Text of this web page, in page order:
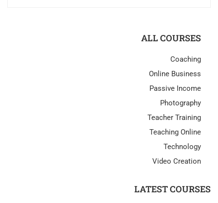
ALL COURSES
Coaching
Online Business
Passive Income
Photography
Teacher Training
Teaching Online
Technology
Video Creation
LATEST COURSES